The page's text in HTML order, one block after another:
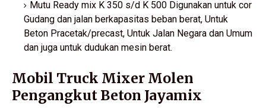
Mutu Ready mix K 350 s/d K 500 Digunakan untuk cor
Gudang dan jalan berkapasitas beban berat, Untuk
Beton Pracetak/precast, Untuk Jalan Negara dan Umum
dan juga untuk dudukan mesin berat.
Mobil Truck Mixer Molen
Pengangkut Beton Jayamix